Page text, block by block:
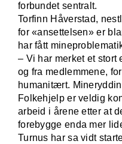
forbundet sentralt.
Torfinn Håverstad,
for «ansettelsen» er
har fått
– Vi har merket et stort
og fra medlemmene,
humanitært.
Folkehjelp er veldig
arbeid i årene etter at
forebygge enda mer
Turnus har sa vidt